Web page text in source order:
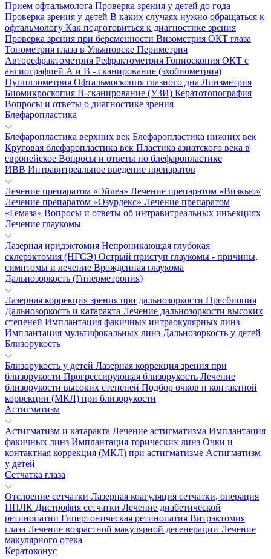
Прием офтальмолога Проверка зрения у детей до года
Проверка зрения у детей В каких случаях нужно обращаться к
офтальмологу Как подготовиться к диагностике зрения
Проверка зрения при беременности Визометрия ОКТ глаза
Тонометрия глаза в Ульяновске Периметрия
Авторефрактометрия Рефрактометрия Гониоскопия ОКТ с
ангиографией А и В - сканирование (эхобиометрия)
Пупиллометрия Офтальмоскопия глазного дна Линзметрия
Биомикроскопия В-сканирование (УЗИ) Кератотопография
Вопросы и ответы о диагностике зрения
Блефаропластика
Блефаропластика верхних век Блефаропластика нижних век
Круговая блефаропластика век Пластика азиатского века в
европейское Вопросы и ответы по блефаропластике
ИВВ Интравитреальное введение препаратов
Лечение препаратом «Эйлеа» Лечение препаратом «Визкью»
Лечение препаратом «Озурдекс» Лечение препаратом
«Гемаза» Вопросы и ответы об интравитреальных инъекциях
Лечение глаукомы
Лазерная иридэктомия Непроникающая глубокая
склерэктомия (НГСЭ) Острый приступ глаукомы - причины,
симптомы и лечение Врожденная глаукома
Дальнозоркость (Гиперметропия)
Лазерная коррекция зрения при дальнозоркости Пресбиопия
Дальнозоркость и катаракта Лечение дальнозоркости высоких
степеней Имплантация факичных интраокулярных линз
Имплантация мультифокальных линз Дальнозоркость у детей
Близорукость
Близорукость у детей Лазерная коррекция зрения при
близорукости Прогрессирующая близорукость Лечение
близорукости высоких степеней Подбор очков и контактной
коррекции (МКЛ) при близорукости
Астигматизм
Астигматизм и катаракта Лечение астигматизма Имплантация
факичных линз Имплантация торических линз Очки и
контактная коррекция (МКЛ) при астигматизме Астигматизм
у детей
Сетчатка глаза
Отслоение сетчатки Лазерная коагуляция сетчатки, операция
ППЛК Дистрофия сетчатки Лечение диабетической
ретинопатии Гипертоническая ретинопатия Витрэктомия
глаза Лечение возрастной макулярной дегенерации Лечение
макулярного отека
Кератоконус